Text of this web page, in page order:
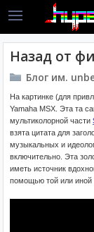
Назад от
Блог им.
На картинке (для
Yamaha MSX. Эта та
мультиколорной части
взята цитата для
музыкальных и
включительно. Эта
иметь источник
помощью той или иной